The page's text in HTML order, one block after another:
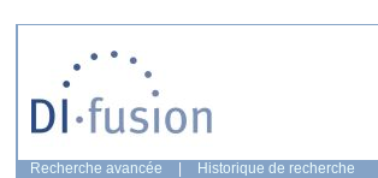
Recherche avancée Historique de recherche